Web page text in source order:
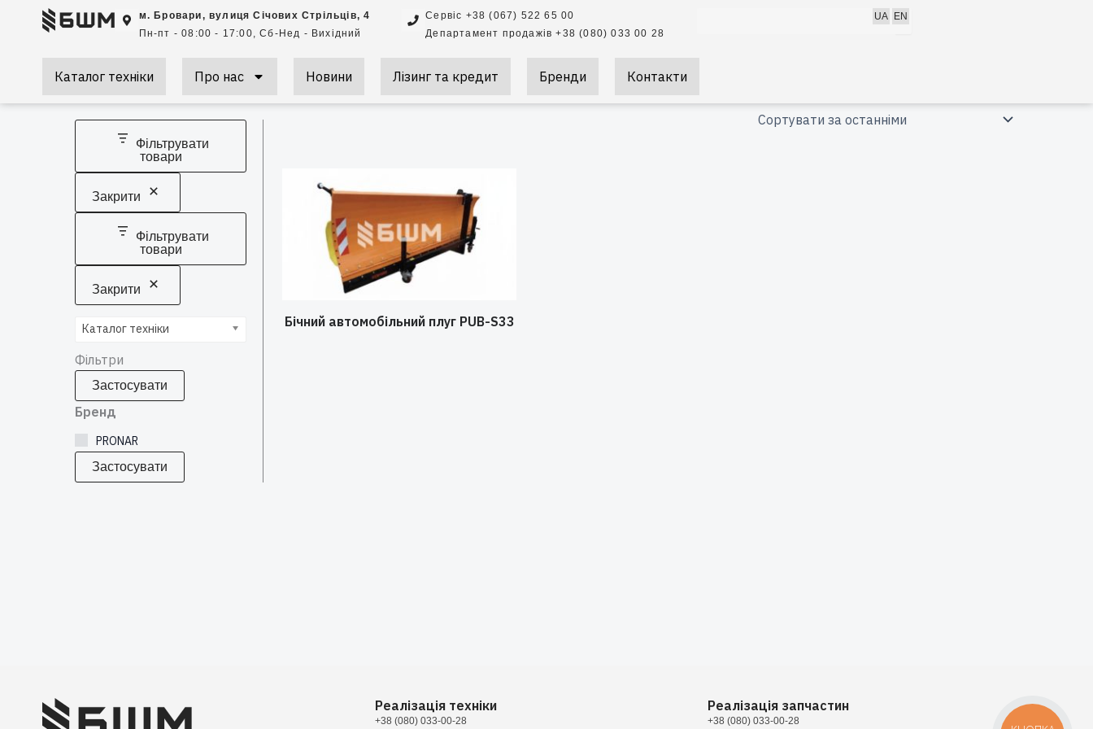
Перейти
м. Бровари, вулиця Січових Стрільців, 4
Пн-пт - 08:00 - 17:00, Сб-Нед - Вихідний
Сервіс +38 (067) 522 65 00
Департамент продажів +38 (080) 033 00 28
UA EN
Каталог техніки Про нас Новини Лізинг та кредит Бренди Контакти
Фільтрувати
товари
Закрити
Фільтрувати
товари
Закрити
Каталог техніки
Фільтри
Застосувати
Бренд
PRONAR
Застосувати
Бічний автомобільний плуг PUB-S33
Реалізація техніки
+38 (080) 033-00-28
Реалізація запчастин
+38 (080) 033-00-28